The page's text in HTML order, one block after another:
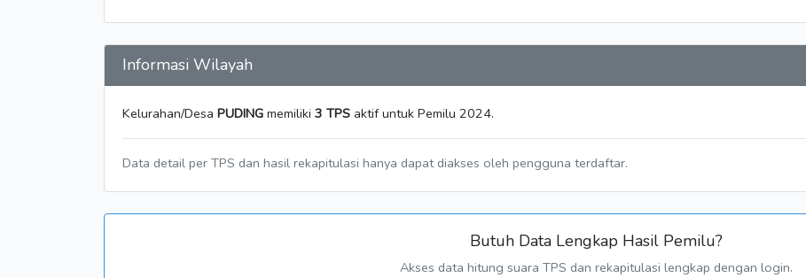
Informasi Wilayah
Kelurahan/Desa PUDING memiliki 3 TPS aktif untuk Pemilu 2024.
Data detail per TPS dan hasil rekapitulasi hanya dapat diakses oleh pengguna terdaftar.
Butuh Data Lengkap Hasil Pemilu?
Akses data hitung suara TPS dan rekapitulasi lengkap dengan login.